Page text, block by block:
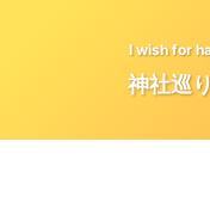
I wish for
神社巡